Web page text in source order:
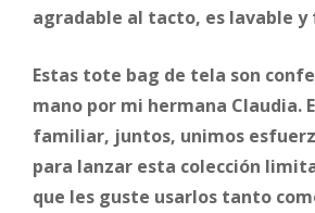
agradable al tacto, es lavable
Estas tote bag de tela son
mano por mi hermana Claudia.
familiar, juntos, unimos
para lanzar esta colección
que les guste usarlos tanto